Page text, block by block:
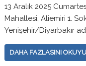
13 Aralık 2025
Mahallesi, Aliemiri 1.
Yenişehir/Diyarbakır
DAHA FAZLASINI